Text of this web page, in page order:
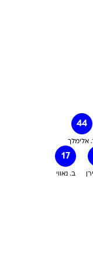
44
אלימלך
17
ב. נאווי